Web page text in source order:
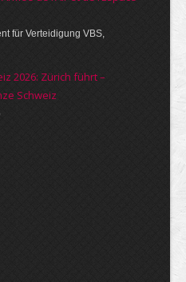
für Verteidigung VBS,
2026: Zürich führt –
Schweiz